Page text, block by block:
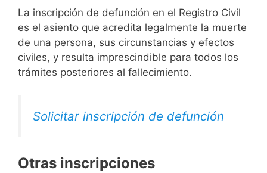
La inscripción de defunción en el Registro Civil
es el asiento que acredita legalmente la muerte
de una persona, sus circunstancias y efectos
civiles, y resulta imprescindible para todos los
trámites posteriores al fallecimiento.
Solicitar inscripción de defunción
Otras inscripciones